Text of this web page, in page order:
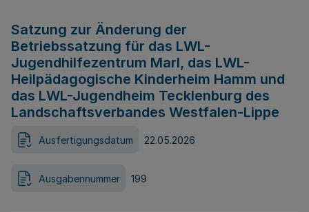
Satzung zur Änderung der
Betriebssatzung für das LWL-
Jugendhilfezentrum Marl, das LWL-
Heilpädagogische Kinderheim Hamm und
das LWL-Jugendheim Tecklenburg des
Landschaftsverbandes Westfalen-Lippe
Ausfertigungsdatum 22.05.2026
Ausgabennummer 199